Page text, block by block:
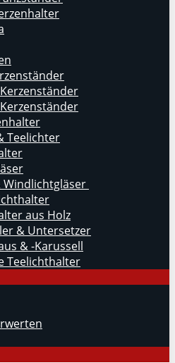
Teelichter
Windlichtgläser
aus Holz
& Untersetzer
& -Karussell
Teelichthalter